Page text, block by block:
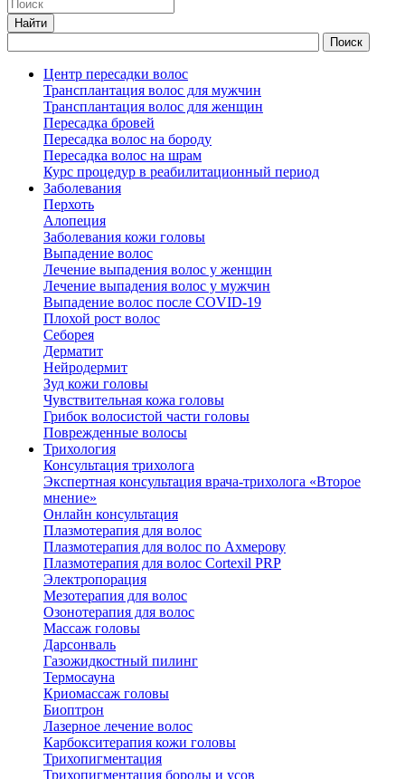
Центр пересадки волос
Трансплантация волос для мужчин
Трансплантация волос для женщин
Пересадка бровей
Пересадка волос на бороду
Пересадка волос на шрам
Курс процедур в реабилитационный период
Заболевания
Перхоть
Алопеция
Заболевания кожи головы
Выпадение волос
Лечение выпадения волос у женщин
Лечение выпадения волос у мужчин
Выпадение волос после COVID-19
Плохой рост волос
Cеборея
Дерматит
Нейродермит
Зуд кожи головы
Чувствительная кожа головы
Грибок волосистой части головы
Поврежденные волосы
Трихология
Консультация трихолога
Экспертная консультация врача-трихолога «Второе
мнение»
Онлайн консультация
Плазмотерапия для волос
Плазмотерапия для волос по Ахмерову
Плазмотерапия для волос Cortexil PRP
Электропорация
Мезотерапия для волос
Озонотерапия для волос
Массаж головы
Дарсонваль
Газожидкостный пилинг
Термосауна
Криомассаж головы
Биоптрон
Лазерное лечение волос
Карбокситерапия кожи головы
Трихопигментация
Трихопигментация бороды и усов